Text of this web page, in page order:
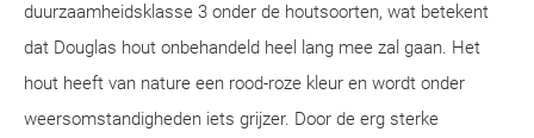
duurzaamheidsklasse 3 onder de houtsoorten, wat betekent
dat Douglas hout onbehandeld heel lang mee zal gaan. Het
hout heeft van nature een rood-roze kleur en wordt onder
weersomstandigheden iets grijzer. Door de erg sterke